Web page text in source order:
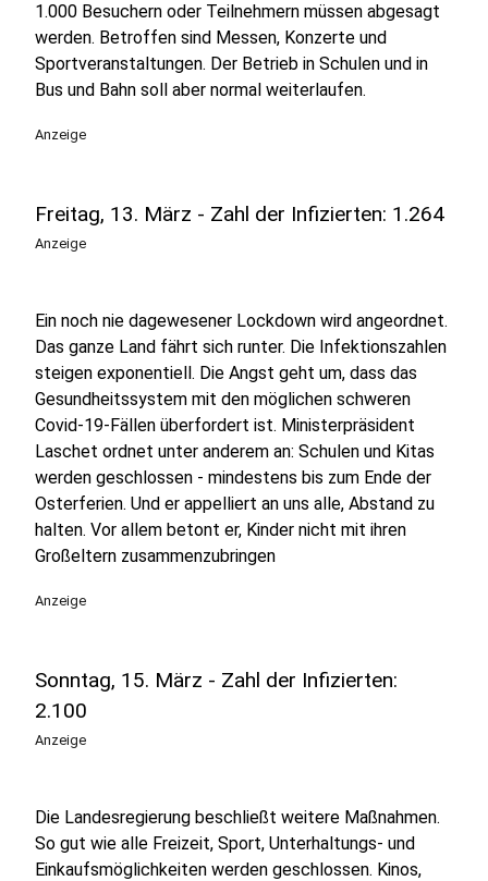
1.000 Besuchern oder Teilnehmern müssen abgesagt
werden. Betroffen sind Messen, Konzerte und
Sportveranstaltungen. Der Betrieb in Schulen und in
Bus und Bahn soll aber normal weiterlaufen.
Anzeige
Freitag, 13. März - Zahl der Infizierten: 1.264
Anzeige
Ein noch nie dagewesener Lockdown wird angeordnet.
Das ganze Land fährt sich runter. Die Infektionszahlen
steigen exponentiell. Die Angst geht um, dass das
Gesundheitssystem mit den möglichen schweren
Covid-19-Fällen überfordert ist. Ministerpräsident
Laschet ordnet unter anderem an: Schulen und Kitas
werden geschlossen - mindestens bis zum Ende der
Osterferien. Und er appelliert an uns alle, Abstand zu
halten. Vor allem betont er, Kinder nicht mit ihren
Großeltern zusammenzubringen
Anzeige
Sonntag, 15. März - Zahl der Infizierten:
2.100
Anzeige
Die Landesregierung beschließt weitere Maßnahmen.
So gut wie alle Freizeit, Sport, Unterhaltungs- und
Einkaufsmöglichkeiten werden geschlossen. Kinos,